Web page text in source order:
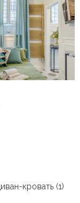
кровать (1)